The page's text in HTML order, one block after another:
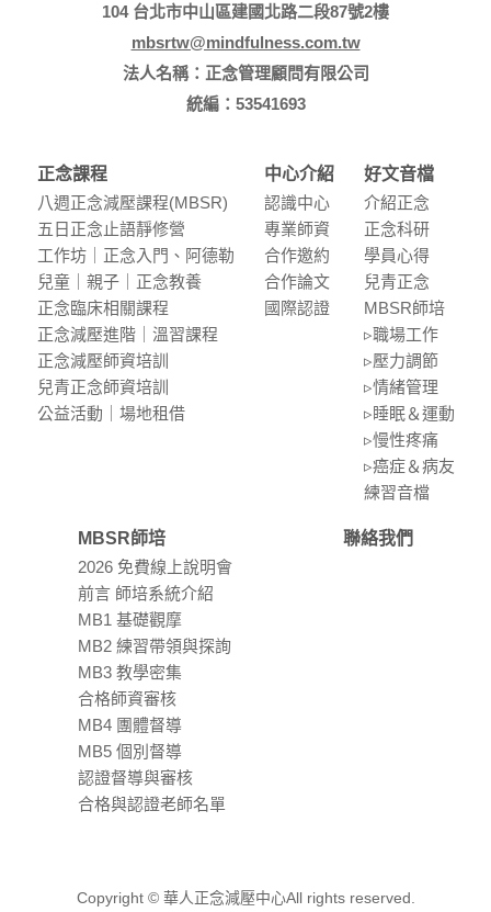
104 台北市中山區建國北路二段87號2樓
mbsrtw@mindfulness.com.tw
法人名稱：正念管理顧問有限公司
統編：53541693
正念課程
八週正念減壓課程(MBSR)
五⽇正念⽌語靜修營
⼯作坊｜正念入門、阿德勒
兒童｜親⼦｜正念教養
正念臨床相關課程
正念減壓進階｜溫習課程
正念減壓師資培訓
兒青正念師資培訓
公益活動｜場地租借
中心介紹
認識中⼼
專業師資
合作邀約
合作論⽂
國際認證
好文音檔
介紹正念
正念科研
學員⼼得
兒青正念
MBSR師培
▹職場⼯作
▹壓⼒調節
▹情緒管理
▹睡眠＆運動
▹慢性疼痛
▹癌症＆病友
練習⾳檔
MBSR師培
2026 免費線上說明會
前言 師培系統介紹
MB1 基礎觀摩
MB2 練習帶領與探詢
MB3 教學密集
合格師資審核
MB4 團體督導
MB5 個別督導
認證督導與審核
合格與認證老師名單
聯絡我們
Copyright © 華人正念減壓中心All rights reserved.